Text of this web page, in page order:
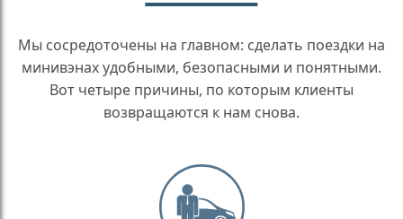
Мы сосредоточены на главном: сделать поездки на
минивэнах удобными, безопасными и понятными.
Вот четыре причины, по которым клиенты
возвращаются к нам снова.